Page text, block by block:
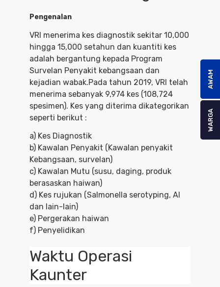
Pengenalan
VRI menerima kes diagnostik sekitar 10,000
hingga 15,000 setahun dan kuantiti kes
adalah bergantung kepada Program
Survelan Penyakit kebangsaan dan
kejadian wabak.Pada tahun 2019, VRI telah
menerima sebanyak 9,974 kes (108,724
spesimen). Kes yang diterima dikategorikan
seperti berikut :
a) Kes Diagnostik
b) Kawalan Penyakit (Kawalan penyakit
Kebangsaan, survelan)
c) Kawalan Mutu (susu, daging, produk
berasaskan haiwan)
d) Kes rujukan (Salmonella serotyping, AI
dan lain-lain)
e) Pergerakan haiwan
f) Penyelidikan
Waktu Operasi
Kaunter
AWAM
WARGA